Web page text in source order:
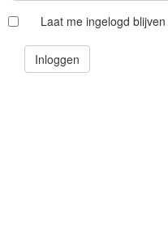
Laat me ingelogd blijven
Inloggen